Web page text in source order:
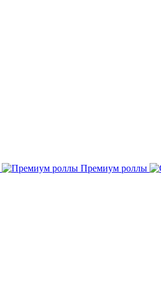
Премиум роллы